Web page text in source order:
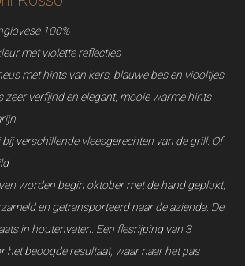
100%
met violette reflecties
met hints van kers, blauwe bes en viooltjes
zeer verfijnd en elegant, mooie warme hints
verschillende vleesgerechten van de grill. Of
worden begin oktober met de hand geplukt,
en getransporteerd naar de azienda. De
in houtenvaten. Een flesrijping van 3
het beoogde resultaat, waar naar het pas